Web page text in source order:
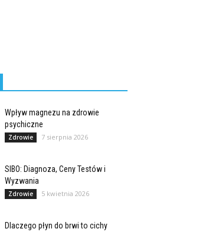
Wpływ magnezu na zdrowie
psychiczne
Zdrowie 7 sierpnia 2026
SIBO: Diagnoza, Ceny Testów i
Wyzwania
Zdrowie 5 kwietnia 2026
Dlaczego płyn do brwi to cichy